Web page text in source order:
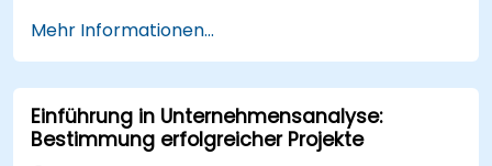
Bildungshintergrund und Berufserfahrung
abhängt.
Mehr Informationen...
Einführung in Unternehmensanalyse:
Bestimmung erfolgreicher Projekte